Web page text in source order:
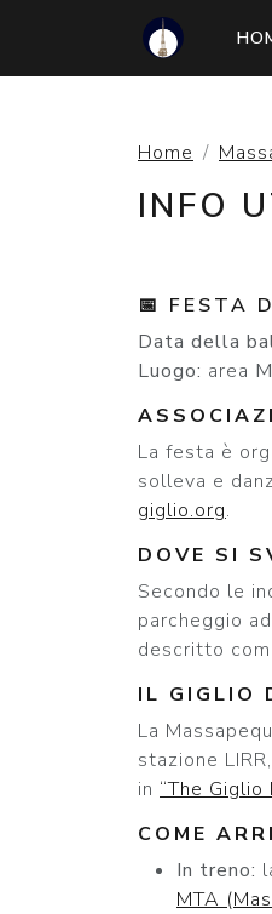
Home
INFO
📅 FESTA
Data della
Luogo: area
La festa è
solleva e
giglio.org.
DOVE SI
Secondo le
parcheggio
descritto
IL GIGLIO
La
stazione
in “The Giglio
COME
In treno:
MTA